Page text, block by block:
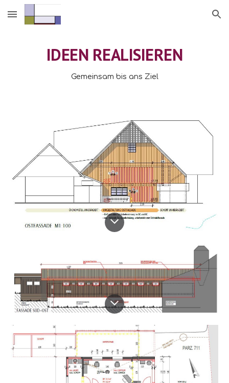
Skip to main content Skip to navigation
IDEEN REALISIEREN
Gemeinsam bis ans Ziel